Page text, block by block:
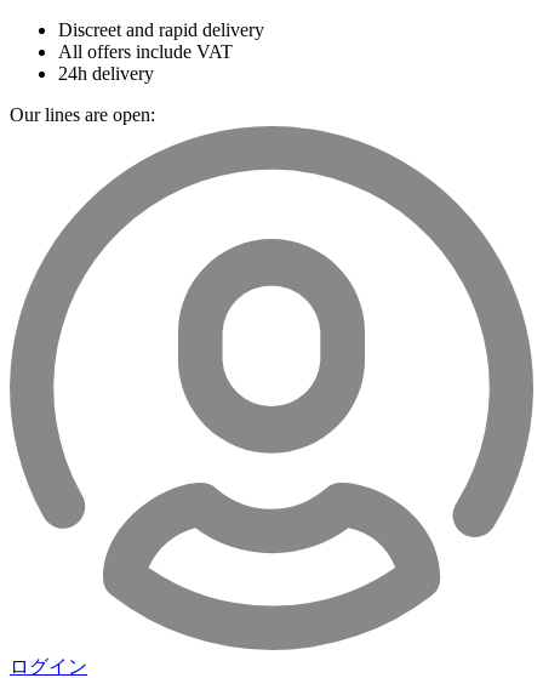
Discreet and rapid delivery
All offers include VAT
24h delivery
Our lines are open:
ログイン